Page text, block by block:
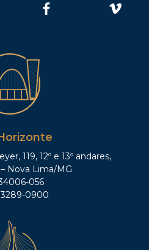
119, 12º e 13º andares,
Nova Lima/MG
056
0900